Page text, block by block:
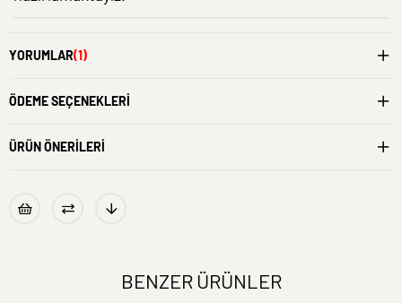
YORUMLAR(1)
ÖDEME SEÇENEKLERI
ÜRÜN ÖNERILERI
BENZER ÜRÜNLER